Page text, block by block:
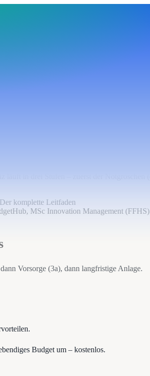
komplette Leitfaden
MSc Innovation Management (FFHS)
Vorsorge (3a), dann langfristige Anlage.
Budget um – kostenlos.